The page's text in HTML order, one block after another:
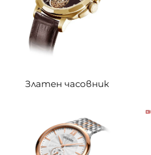
Златен часовник